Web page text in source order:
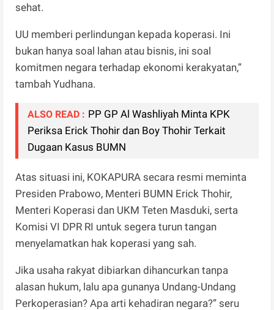
sehat.
UU memberi perlindungan kepada koperasi. Ini
bukan hanya soal lahan atau bisnis, ini soal
komitmen negara terhadap ekonomi kerakyatan,”
tambah Yudhana.
ALSO READ : PP GP Al Washliyah Minta KPK
Periksa Erick Thohir dan Boy Thohir Terkait
Dugaan Kasus BUMN
Atas situasi ini, KOKAPURA secara resmi meminta
Presiden Prabowo, Menteri BUMN Erick Thohir,
Menteri Koperasi dan UKM Teten Masduki, serta
Komisi VI DPR RI untuk segera turun tangan
menyelamatkan hak koperasi yang sah.
Jika usaha rakyat dibiarkan dihancurkan tanpa
alasan hukum, lalu apa gunanya Undang-Undang
Perkoperasian? Apa arti kehadiran negara?” seru